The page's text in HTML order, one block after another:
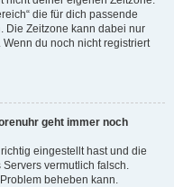
die für dich passende
Die Zeitzone kann dabei nur
du noch nicht registriert
geht immer noch
eingestellt hast und die
vermutlich falsch.
beheben kann.